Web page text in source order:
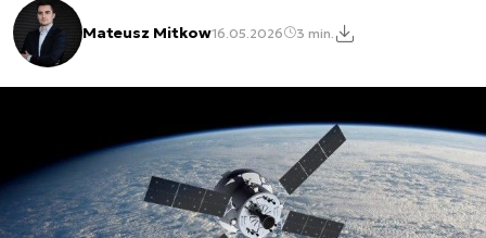
Mateusz Mitkow16.05.2026 3 min.